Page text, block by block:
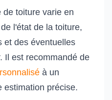
de toiture varie en
l'état de la toiture,
et des éventuelles
Il est recommandé de
à un
estimation précise.